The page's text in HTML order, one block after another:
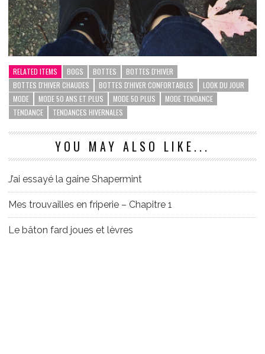
RELATED ITEMS BOGS BOTTES
BOTTES D'HIVER
BOTTES D'HIVER CHAUDES
BOTTES D'HIVER CONFORTABLES
LOOK DU JOUR
MODE
MODE 50 ANS ET PLUS MODE 50 PLUS
MODE TENDANCE
TENDANCE
TENDANCES HIVERNALES
YOU MAY ALSO LIKE...
J’ai essayé la gaine Shapermint
Mes trouvailles en friperie – Chapitre 1
Le bâton fard joues et lèvres